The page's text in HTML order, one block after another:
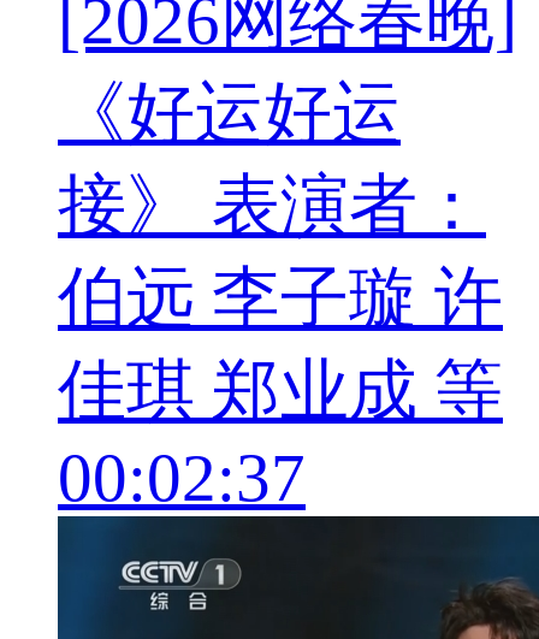
[2026网络春晚]
《好运好运
接》 表演者：
伯远 李子璇 许
佳琪 郑业成 等
00:02:37